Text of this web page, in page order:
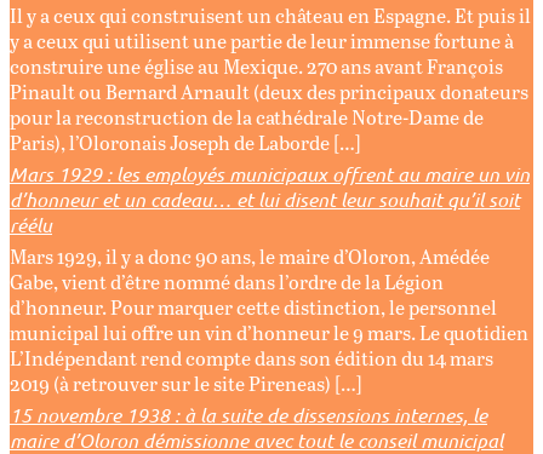
Il y a ceux qui construisent un château en Espagne. Et puis il
y a ceux qui utilisent une partie de leur immense fortune à
construire une église au Mexique. 270 ans avant François
Pinault ou Bernard Arnault (deux des principaux donateurs
pour la reconstruction de la cathédrale Notre-Dame de
Paris), l’Oloronais Joseph de Laborde […]
Mars 1929 : les employés municipaux offrent au maire un vin
d’honneur et un cadeau… et lui disent leur souhait qu’il soit
réélu
Mars 1929, il y a donc 90 ans, le maire d’Oloron, Amédée
Gabe, vient d’être nommé dans l’ordre de la Légion
d’honneur. Pour marquer cette distinction, le personnel
municipal lui offre un vin d’honneur le 9 mars. Le quotidien
L’Indépendant rend compte dans son édition du 14 mars
2019 (à retrouver sur le site Pireneas) […]
15 novembre 1938 : à la suite de dissensions internes, le
maire d’Oloron démissionne avec tout le conseil municipal